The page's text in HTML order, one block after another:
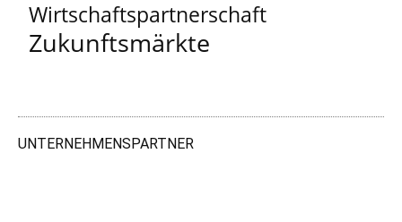
Wirtschaftspartnerschaft
Zukunftsmärkte
UNTERNEHMENSPARTNER